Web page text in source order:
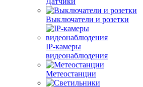
Выключатели и розетки
IP-камеры
видеонаблюдения
Метеостанции